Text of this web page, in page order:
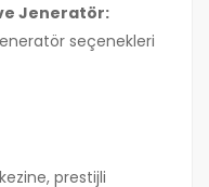
Jeneratör:
seçenekleri
prestijli